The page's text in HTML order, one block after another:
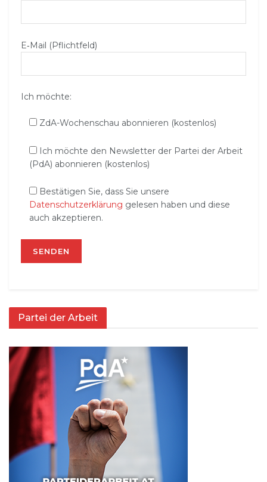
E‑Mail (Pflichtfeld)
Ich möchte:
ZdA-Wochenschau abonnieren (kostenlos)
Ich möchte den Newsletter der Partei der Arbeit
(PdA) abonnieren (kostenlos)
Bestätigen Sie, dass Sie unsere
Datenschutzerklärung gelesen haben und diese
auch akzeptieren.
Partei der Arbeit